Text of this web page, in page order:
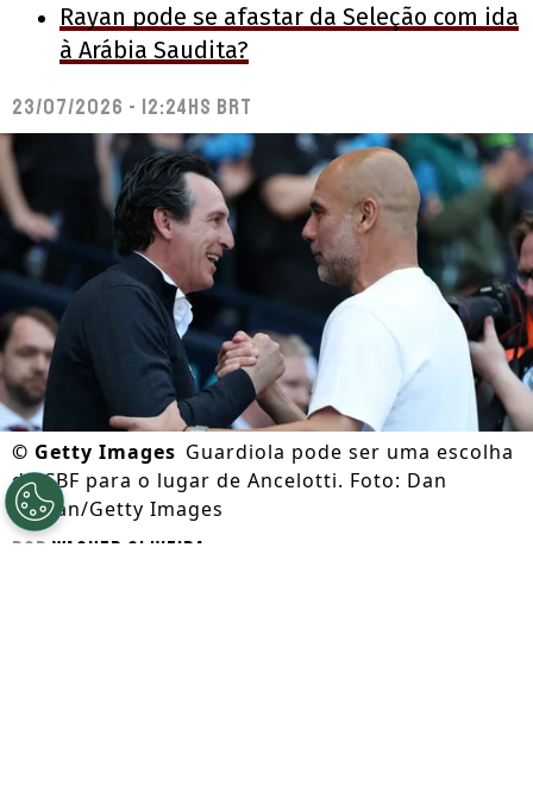
Rayan pode se afastar da Seleção com ida
à Arábia Saudita?
23/07/2026 - 12:24hs BRT
© Getty Images Guardiola pode ser uma escolha
da CBF para o lugar de Ancelotti. Foto: Dan
Mullan/Getty Images
Por Wagner Oliveira